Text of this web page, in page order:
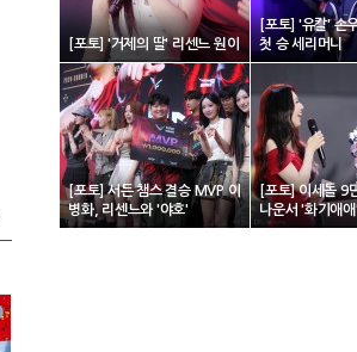
[포토] '거제의 딸' 리센느 원이
[포토] '유칼' 손
첫 승 세리머니
[포토] 서든 챔스 결승 MVP 이
병화, 리센느와 '야호'
[포토] 이세돌 9
나운서 '화기애